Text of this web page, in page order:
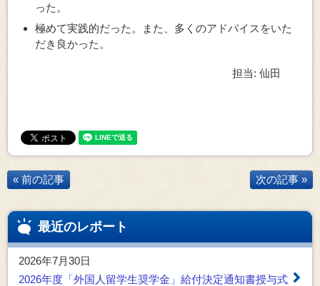
った。
極めて実践的だった。また、多くのアドバイスをいた
だき良かった。
担当: 仙田
« 前の記事 次の記事 »
最近のレポート
2026年7月30日
2026年度「外国人留学生奨学金」給付決定通知書授与式